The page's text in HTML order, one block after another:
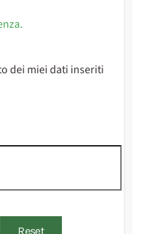
dei miei dati inseriti
Reset